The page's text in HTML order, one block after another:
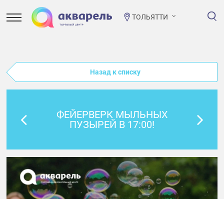
ТОЛЬЯТТИ
Назад к списку
ФЕЙЕРВЕРК МЫЛЬНЫХ
ПУЗЫРЕЙ В 17:00!